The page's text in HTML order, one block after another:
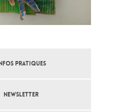
PRATIQUES
NEWSLETTER